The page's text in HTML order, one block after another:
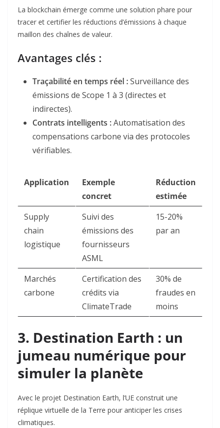
La blockchain émerge comme une solution phare pour
tracer et certifier les réductions d’émissions à chaque
maillon des chaînes de valeur.
Avantages clés :
Traçabilité en temps réel :Surveillance des
émissions de Scope 1 à 3 (directes et
indirectes).
Contrats intelligents :Automatisation des
compensations carbone via des protocoles
vérifiables.
Application
Exemple
concret
Réduction
estimée
Supply
chain
logistique
Suivi des
émissions des
fournisseurs
ASML
15-20%
par an
Marchés
carbone
Certification des
crédits via
ClimateTrade
30% de
fraudes en
moins
3. Destination Earth : un
jumeau numérique pour
simuler la planète
Avec le projet Destination Earth, l’UE construit une
réplique virtuelle de la Terre pour anticiper les crises
climatiques.